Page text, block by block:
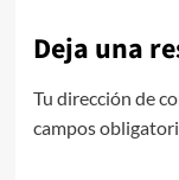
Deja una
Tu dirección de
campos